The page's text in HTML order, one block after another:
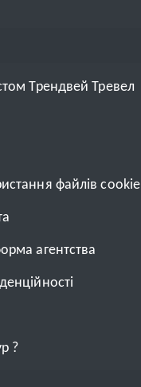
Трендвей Тревел
файлів cookie
агентства
?